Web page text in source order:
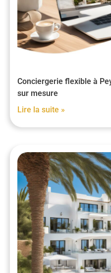
Conciergerie flexible à
sur mesure
Lire la suite »